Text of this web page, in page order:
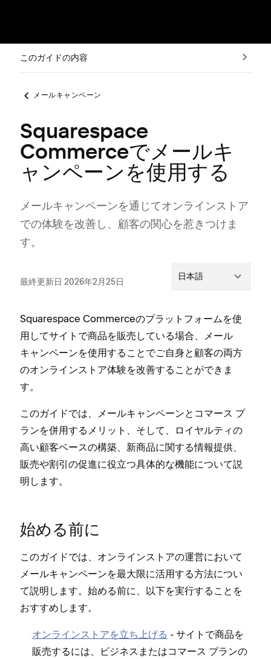
このガイドの内容
メールキャンペーン
Squarespace
Commerceでメールキ
ャンペーンを使用する
メ⁠ールキ⁠ャンペ⁠ーンを通じてオンラインストア
での体験を改善し⁠、顧客の関心を惹きつけま
す⁠。
最終更新日 2026年2月25日 日本語
Squarespace Commerceのプラ⁠ットフ⁠ォ⁠ームを使
用してサイトで商品を販売している場合⁠、メ⁠ール
キ⁠ャンペ⁠ーンを使用することでご自身と顧客の両方
のオンラインストア体験を改善することができま
す⁠。
このガイドでは⁠、メ⁠ールキ⁠ャンペ⁠ーンとコマ⁠ース プ
ランを併用するメリ⁠ット⁠、そして⁠、ロイヤルテ⁠ィの
高い顧客ベ⁠ースの構築⁠、新商品に関する情報提供⁠、
販売や割引の促進に役立つ具体的な機能について説
明します⁠。
始める前に
このガイドでは⁠、オンラインストアの運営において
メ⁠ールキ⁠ャンペ⁠ーンを最大限に活用する方法につい
て説明します⁠。始める前に⁠、以下を実行することを
おすすめします⁠。
オンラインストアを立ち上げる - サイトで商品を
販売するには⁠、ビジネスまたはコマ⁠ース プランの